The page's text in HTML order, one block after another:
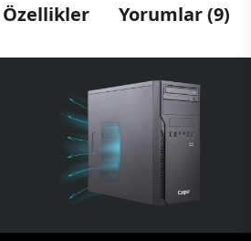
Yorumlar (9)